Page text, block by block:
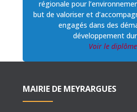
régionale pour
but de valoriser et
engagés dans des
développement
Voir le diplôme
MAIRIE DE MEYRARGUES